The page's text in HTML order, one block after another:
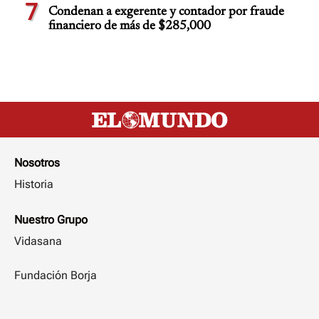
7
Condenan a exgerente y contador por fraude
financiero de más de $285,000
Nosotros
Historia
Nuestro Grupo
Vidasana
Fundación Borja